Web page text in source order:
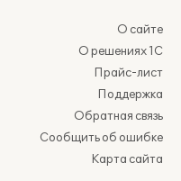
О сайте
О решениях 1С
Прайс-лист
Поддержка
Обратная связь
Сообщить об ошибке
Карта сайта